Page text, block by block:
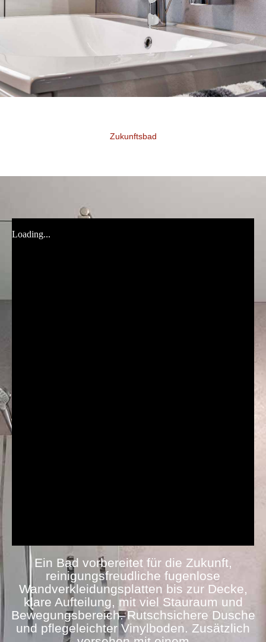
Zukunftsbad
Ein Bad vorbereitet für die Zukunft,
reinigungsfreudliche fugenlose
Wandverkleidungsplatten bis zur Decke,
klare Aufteilung, mit viel Stauraum und
Bewegungsbereich. Rutschsichere Dusche
und pflegeleichter Vinylboden. Zusätzlich